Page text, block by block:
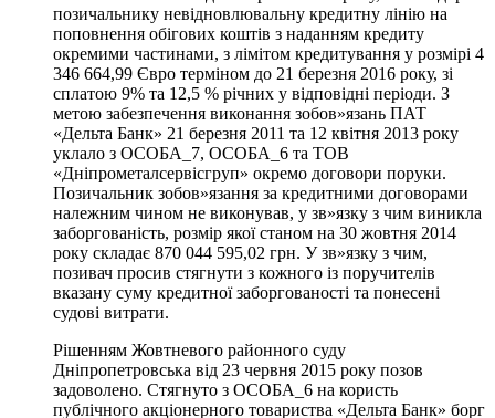
позичальнику невідновлювальну кредитну лінію на
поповнення обігових коштів з наданням кредиту
окремими частинами, з лімітом кредитування у розмірі 4
346 664,99 Євро терміном до 21 березня 2016 року, зі
сплатою 9% та 12,5 % річних у відповідні періоди. З
метою забезпечення виконання зобов»язань ПАТ
«Дельта Банк» 21 березня 2011 та 12 квітня 2013 року
уклало з ОСОБА_7, ОСОБА_6 та ТОВ
«Дніпрометалсервісгруп» окремо договори поруки.
Позичальник зобов»язання за кредитними договорами
належним чином не виконував, у зв»язку з чим виникла
заборгованість, розмір якої станом на 30 жовтня 2014
року складає 870 044 595,02 грн. У зв»язку з чим,
позивач просив стягнути з кожного із поручителів
вказану суму кредитної заборгованості та понесені
судові витрати.
Рішенням Жовтневого районного суду
Дніпропетровська від 23 червня 2015 року позов
задоволено. Стягнуто з ОСОБА_6 на користь
публічного акціонерного товариства «Дельта Банк» борг